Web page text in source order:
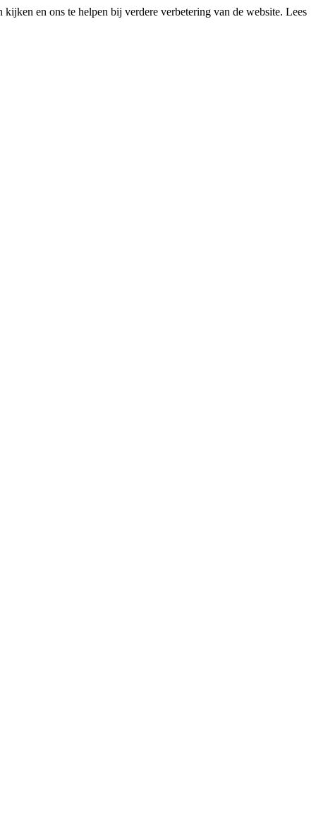
en ons te helpen bij verdere verbetering van de website. Lees